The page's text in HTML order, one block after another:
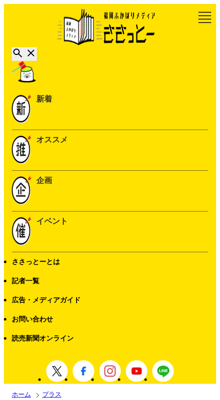
新着
オススメ
企画
イベント
ささっとーとは
記者一覧
広告・メディアガイド
お問い合わせ
読売新聞オンライン
ホーム
プラス